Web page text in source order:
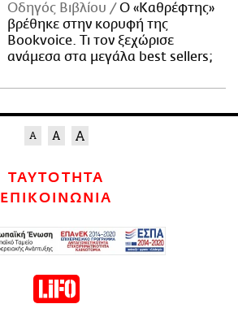
Οδηγός Βιβλίου
Ο «Καθρέφτης»
βρέθηκε στην κορυφή της
Bookvoice. Τι τον ξεχώρισε
ανάμεσα στα μεγάλα best sellers;
ΤΑΥΤΟΤΗΤΑ
ΕΠΙΚΟΙΝΩΝΙΑ